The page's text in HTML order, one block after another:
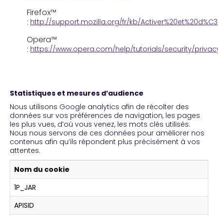
Firefox™
: http://support.mozilla.org/fr/kb/
Opera™
: https://www.opera.com/help/tutorials/security/
Statistiques et mesures d’audience
Nous utilisons Google analytics afin de récolter des
données sur vos préférences de navigation, les pages
les plus vues, d’où vous venez, les mots clés utilisés.
Nous nous servons de ces données pour améliorer nos
contenus afin qu’ils répondent plus précisément à vos
attentes.
Nom du cookie
1P_JAR
APISID